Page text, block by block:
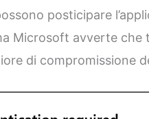
posticipare
Microsoft avverte che
di compromissione